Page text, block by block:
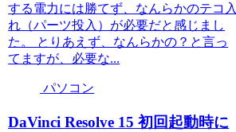
する電力には勝てず、なんらかのテコ入
れ（パーツ投入）が必要だと感じまし
た。 とりあえず、なんらかの？と言っ
てますが、必要な...
パソコン
DaVinci Resolve 15 初回起動時に